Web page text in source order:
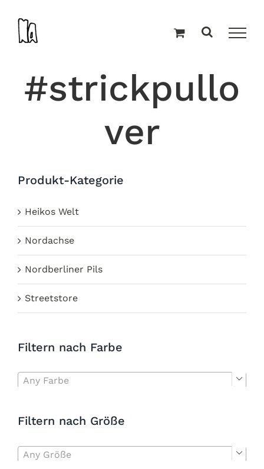
Inhalt
springen
#strickpullo
ver
Produkt-Kategorie
Heikos Welt
Nordachse
Nordberliner Pils
Streetstore
Filtern nach Farbe
Any Farbe 
Filtern nach Größe
Any Größe 